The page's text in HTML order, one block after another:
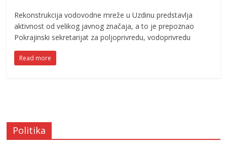
Rekonstrukcija vodovodne mreže u Uzdinu predstavlja
aktivnost od velikog javnog značaja, a to je prepoznao
Pokrajinski sekretarijat za poljoprivredu, vodoprivredu
Read more
Politika